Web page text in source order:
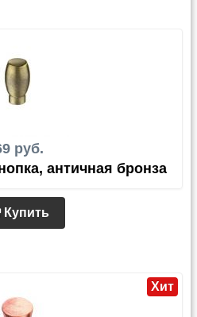
руб.
античная бронза
Купить
Хит